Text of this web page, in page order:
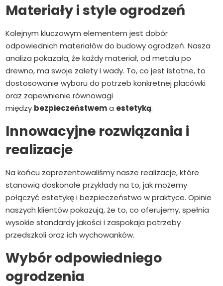
Materiały i style ogrodzeń
Kolejnym kluczowym elementem jest dobór
odpowiednich materiałów do budowy ogrodzeń. Nasza
analiza pokazała, że każdy materiał, od metalu po
drewno, ma swoje zalety i wady. To, co jest istotne, to
dostosowanie wyboru do potrzeb konkretnej placówki
oraz zapewnienie równowagi
między bezpieczeństwema estetyką.
Innowacyjne rozwiązania i
realizacje
Na końcu zaprezentowaliśmy nasze realizacje, które
stanowią doskonałe przykłady na to, jak możemy
połączyć estetykę i bezpieczeństwo w praktyce. Opinie
naszych klientów pokazują, że to, co oferujemy, spełnia
wysokie standardy jakości i zaspokaja potrzeby
przedszkoli oraz ich wychowanków.
Wybór odpowiedniego
ogrodzenia